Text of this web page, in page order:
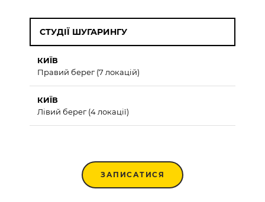
СТУДІЇ ШУГАРИНГУ
КИЇВ
Правий берег (7 локацій)
КИЇВ
Лівий берег (4 локації)
ЗАПИСАТИСЯ